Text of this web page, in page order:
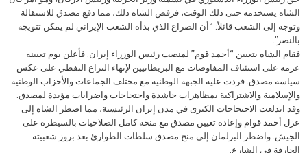
الشاه يستخدمه حتى ذلك الوقت، فرفض الشاه ذلك، مما دفع مصدق للاستقالة
وتوجه إلى الشعب قائلاً: “أن الصراع الذي بدأه الشعب الإيراني لم يمكن تتويجه
بالنصر”.
فقام الشاه بتعيين “أحمد قوم” لمنصب رئيس الوزراء إيران. فأعلن يوم تعيينه
عزمه على استئناف المفاوضات مع البريطانيين لإنهاء النزاع النفطي على عكس
سياسة مصدق. فردت عليه الجبهة الوطنية مع مختلف الجماعات والأحزاب الوطنية
والإسلامية والاشتراكية بمظاهرات حاشدة واحتجاجات واضرابات مؤيدة لمصدق.
وقد اندلعت الاحتجاجات الكبرى في مدن إيران الرئيسية، مما اضطر الشاه إلى
عزل أحمد قوام وإعادة تعيين مصدق مع منحه كامل الصلاحيات بالسيطرة على
الجيش. واضطر البرلمان إلى منح مصدق سلطات الطوارئ بعد بروز شعبيته
الجارفة في الشارع.